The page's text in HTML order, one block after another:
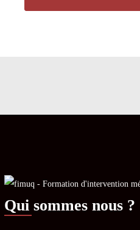
Qui sommes nous ?